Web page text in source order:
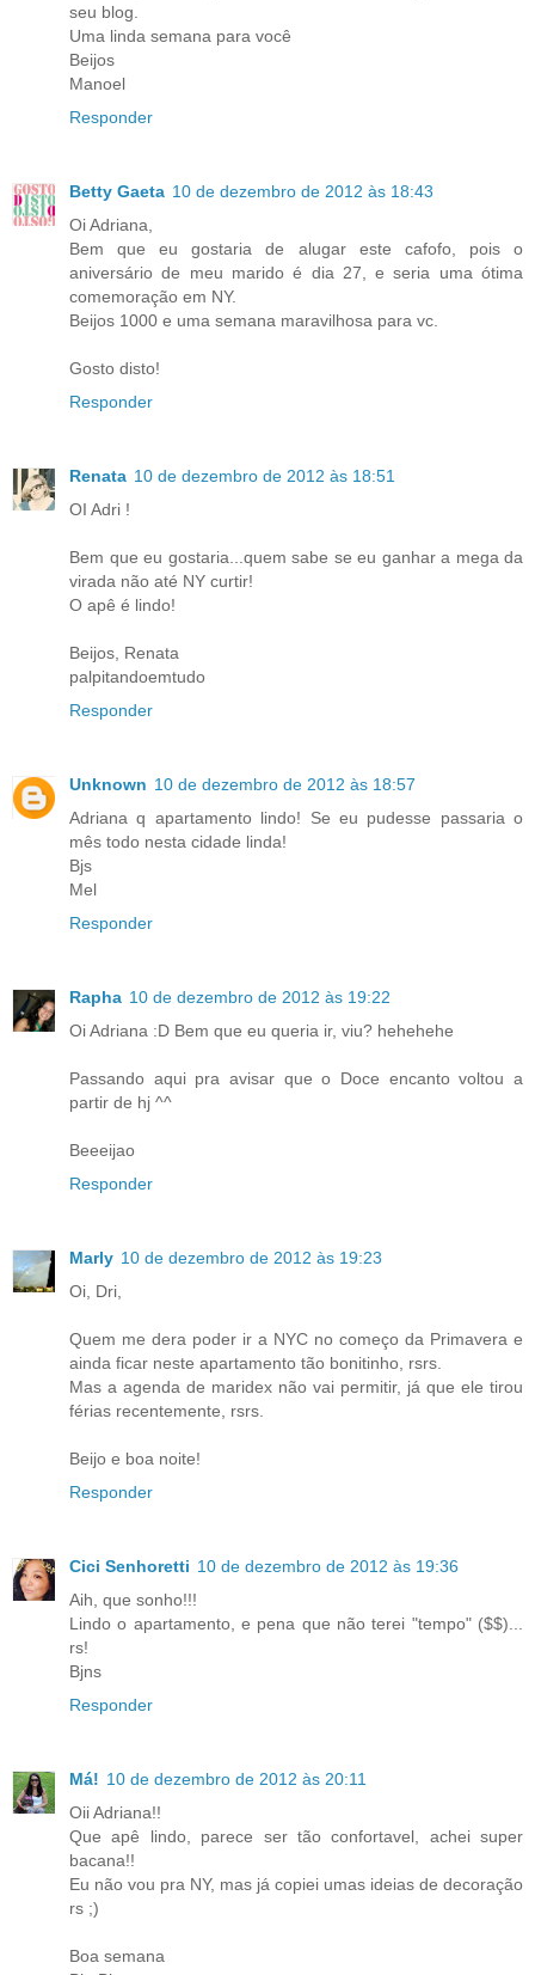
seu blog.
Uma linda semana para você
Beijos
Manoel
Responder
Betty Gaeta 10 de dezembro de 2012 às 18:43
Oi Adriana,
Bem que eu gostaria de alugar este cafofo, pois o
aniversário de meu marido é dia 27, e seria uma ótima
comemoração em NY.
Beijos 1000 e uma semana maravilhosa para vc.
Gosto disto!
Responder
Renata 10 de dezembro de 2012 às 18:51
OI Adri !
Bem que eu gostaria...quem sabe se eu ganhar a mega da
virada não até NY curtir!
O apê é lindo!
Beijos, Renata
palpitandoemtudo
Responder
Unknown 10 de dezembro de 2012 às 18:57
Adriana q apartamento lindo! Se eu pudesse passaria o
mês todo nesta cidade linda!
Bjs
Mel
Responder
Rapha 10 de dezembro de 2012 às 19:22
Oi Adriana :D Bem que eu queria ir, viu? hehehehe
Passando aqui pra avisar que o Doce encanto voltou a
partir de hj ^^
Beeeijao
Responder
Marly 10 de dezembro de 2012 às 19:23
Oi, Dri,
Quem me dera poder ir a NYC no começo da Primavera e
ainda ficar neste apartamento tão bonitinho, rsrs.
Mas a agenda de maridex não vai permitir, já que ele tirou
férias recentemente, rsrs.
Beijo e boa noite!
Responder
Cici Senhoretti 10 de dezembro de 2012 às 19:36
Aih, que sonho!!!
Lindo o apartamento, e pena que não terei "tempo" ($$)...
rs!
Bjns
Responder
Má! 10 de dezembro de 2012 às 20:11
Oii Adriana!!
Que apê lindo, parece ser tão confortavel, achei super
bacana!!
Eu não vou pra NY, mas já copiei umas ideias de decoração
rs ;)
Boa semana